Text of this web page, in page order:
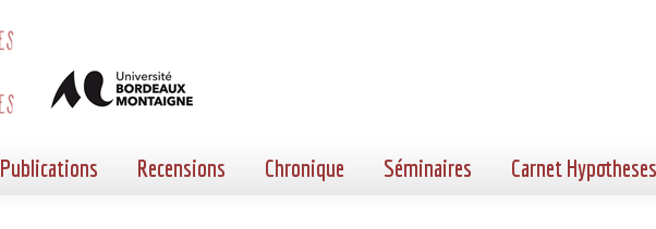
Publications Recensions Chronique Séminaires Carnet Hypotheses